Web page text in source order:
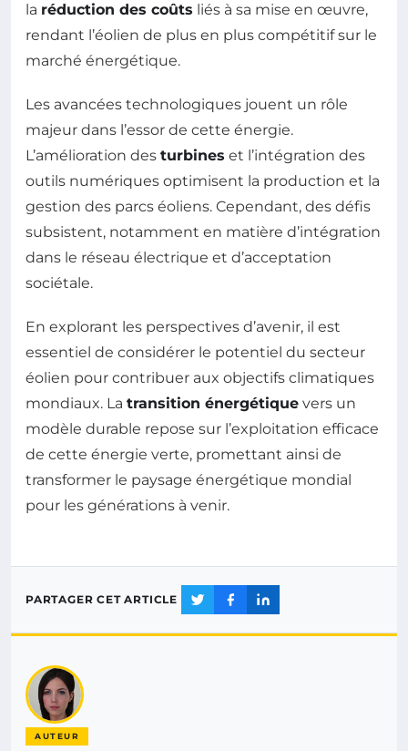
la réduction des coûts liés à sa mise en œuvre,
rendant l’éolien de plus en plus compétitif sur le
marché énergétique.
Les avancées technologiques jouent un rôle
majeur dans l’essor de cette énergie.
L’amélioration des turbines et l’intégration des
outils numériques optimisent la production et la
gestion des parcs éoliens. Cependant, des défis
subsistent, notamment en matière d’intégration
dans le réseau électrique et d’acceptation
sociétale.
En explorant les perspectives d’avenir, il est
essentiel de considérer le potentiel du secteur
éolien pour contribuer aux objectifs climatiques
mondiaux. La transition énergétique vers un
modèle durable repose sur l’exploitation efficace
de cette énergie verte, promettant ainsi de
transformer le paysage énergétique mondial
pour les générations à venir.
PARTAGER CET ARTICLE
AUTEUR